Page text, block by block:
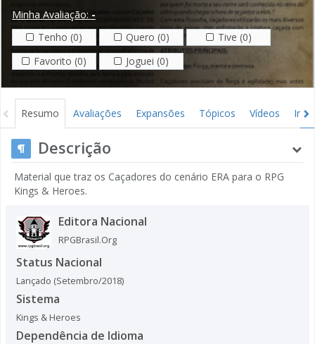
Minha Avaliação: -
Tenho (0)
Quero (0)
Tive (0)
Favorito (0)
Joguei (0)
Resumo Avaliações Expansões Tópicos Vídeos
Descrição
Material que traz os Caçadores do cenário ERA para o RPG
Kings & Heroes.
Editora Nacional
RPGBrasil.Org
Status Nacional
Lançado (Setembro/2018)
Sistema
Kings & Heroes
Dependência de Idioma